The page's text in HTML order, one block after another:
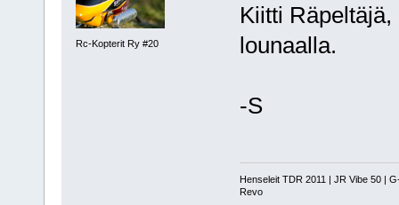
Rc-Kopterit Ry #20
Kiitti
lounaalla.
-S
Henseleit TDR 2011 | JR Vibe 50 |
Revo